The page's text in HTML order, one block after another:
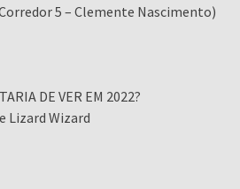
5 – Clemente Nascimento)
DE VER EM 2022?
Lizard Wizard